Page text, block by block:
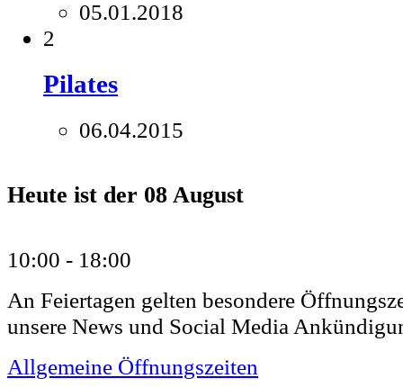
05.01.2018
2
Pilates
06.04.2015
Heute ist der 08 August
10:00 - 18:00
An Feiertagen gelten besondere
unsere News und Social Media
Allgemeine Öffnungszeiten